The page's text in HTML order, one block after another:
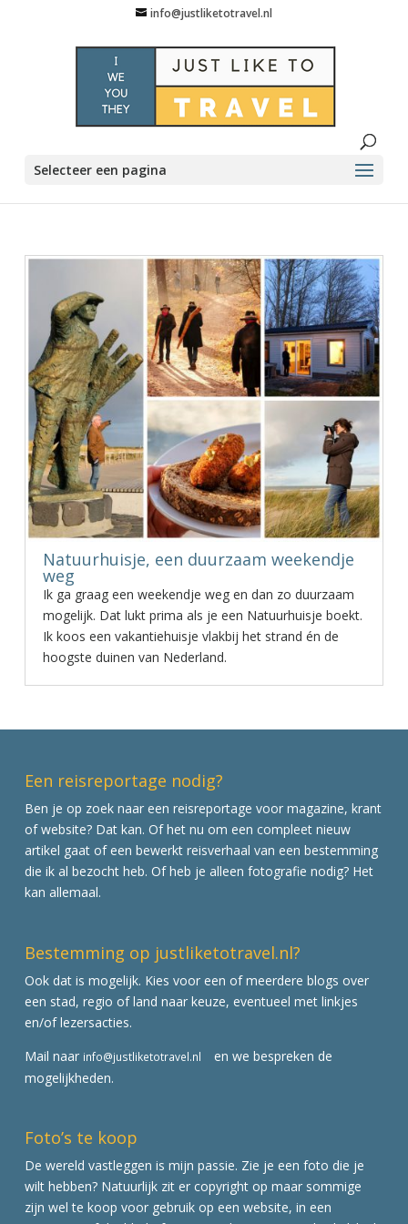
info@justliketotravel.nl
Selecteer een pagina
Natuurhuisje, een duurzaam weekendje
weg
Ik ga graag een weekendje weg en dan zo duurzaam
mogelijk. Dat lukt prima als je een Natuurhuisje boekt.
Ik koos een vakantiehuisje vlakbij het strand én de
hoogste duinen van Nederland.
Een reisreportage nodig?
Ben je op zoek naar een reisreportage voor magazine, krant
of website? Dat kan. Of het nu om een compleet nieuw
artikel gaat of een bewerkt reisverhaal van een bestemming
die ik al bezocht heb. Of heb je alleen fotografie nodig? Het
kan allemaal.
Bestemming op justliketotravel.nl?
Ook dat is mogelijk. Kies voor een of meerdere blogs over
een stad, regio of land naar keuze, eventueel met linkjes
en/of lezersacties.
Mail naar info@justliketotravel.nl
en we bespreken de
mogelijkheden.
Foto’s te koop
De wereld vastleggen is mijn passie. Zie je een foto die je
wilt hebben? Natuurlijk zit er copyright op maar sommige
zijn wel te koop voor gebruik op een website, in een